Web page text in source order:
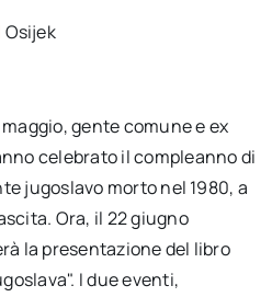
Osijek
gente comune e ex
celebrato il compleanno di
jugoslavo morto nel 1980, a
Ora, il 22 giugno
la presentazione del libro
I due eventi,